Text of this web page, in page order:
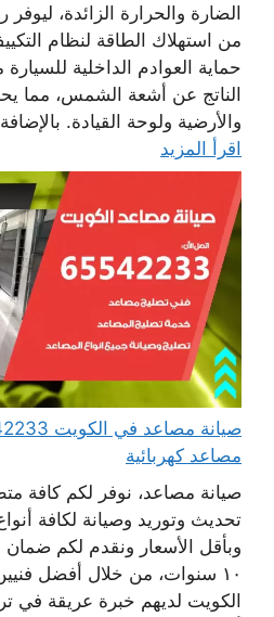
الضارة والحرارة الزائدة، ليوفر
من استهلاك الطاقة لنظام
حماية العوادم الداخلية
الناتج عن أشعة الشمس، مما
والأرضية ولوحة القيادة.
اقرأ المزيد
مصاعد كهربائية
صيانة مصاعد، نوفر لكم كافة
تحديث وتوريد وصيانة لكافة
وبأقل الأسعار ونقدم لكم
١٠ سنوات، من خلال أفضل
الكويت لديهم خبرة عريقة في